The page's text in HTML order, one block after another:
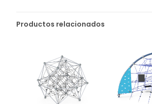
Productos relacionados